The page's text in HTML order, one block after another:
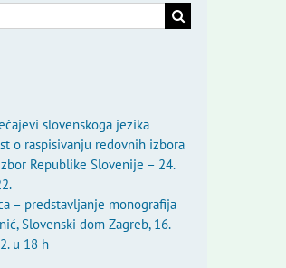
slovenskoga jezika
o raspisivanju redovnih izbora
Republike Slovenije – 24.
– predstavljanje monografija
Slovenski dom Zagreb, 16.
u 18 h